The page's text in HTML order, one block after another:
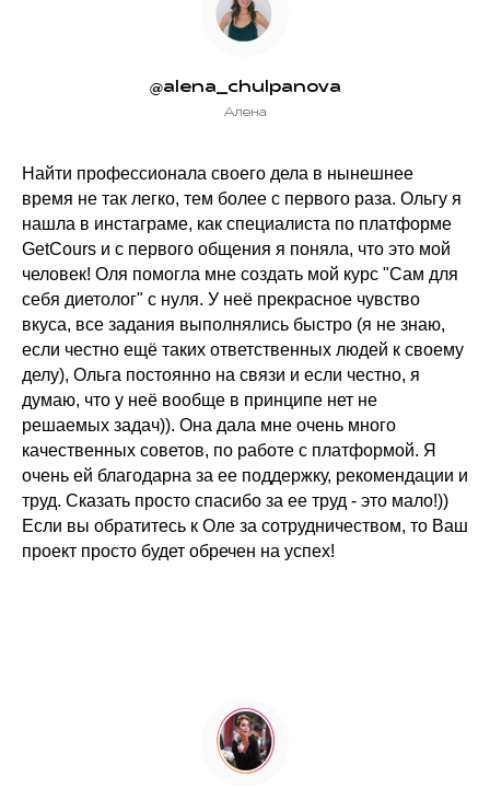
@alena_chulpanova
Алена
Найти профессионала своего дела в нынешнее
время не так легко, тем более с первого раза. Ольгу я
нашла в инстаграме, как специалиста по платформе
GetCours и с первого общения я поняла, что это мой
человек! Оля помогла мне создать мой курс "Сам для
себя диетолог" с нуля. У неё прекрасное чувство
вкуса, все задания выполнялись быстро (я не знаю,
если честно ещё таких ответственных людей к своему
делу), Ольга постоянно на связи и если честно, я
думаю, что у неё вообще в принципе нет не
решаемых задач)). Она дала мне очень много
качественных советов, по работе с платформой. Я
очень ей благодарна за ее поддержку, рекомендации и
труд. Сказать просто спасибо за ее труд - это мало!))
Если вы обратитесь к Оле за сотрудничеством, то Ваш
проект просто будет обречен на успех!